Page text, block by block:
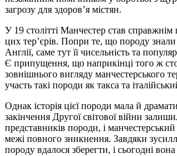
загрозу для здоров’я містян.
У 19 столітті Манчестер став
цих тер’єрів. Попри те, що породу
Англії, саме тут її чисельність та
Є припущення, що наприкінці того ж
зовнішнього вигляду манчестерського
участь такі породи як такса та
Однак історія цієї породи мала й
закінчення Другої світової війни
представників породи, і
межі повного зникнення. Завдяки
породу вдалося зберегти, і сьогодні